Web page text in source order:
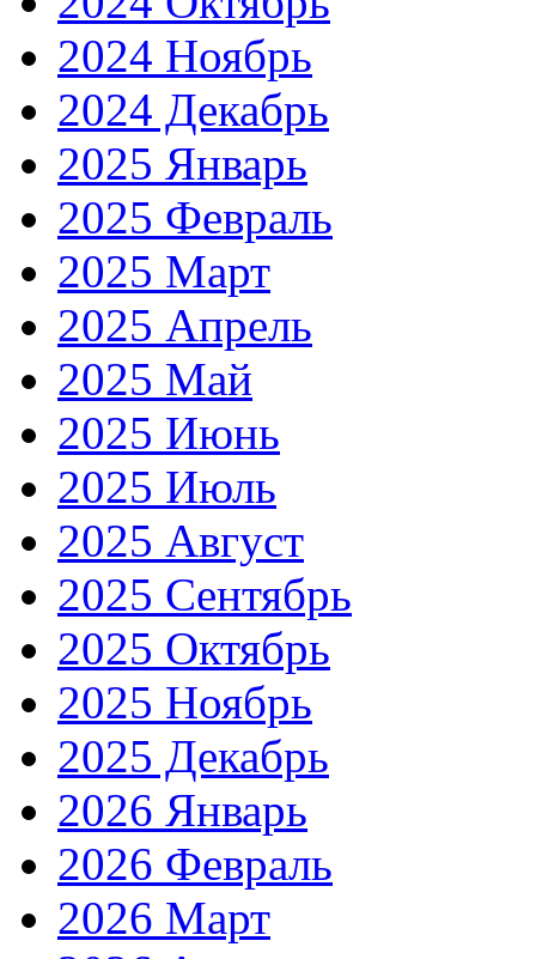
2024 Ноябрь
2024 Декабрь
2025 Январь
2025 Февраль
2025 Март
2025 Апрель
2025 Май
2025 Июнь
2025 Июль
2025 Август
2025 Сентябрь
2025 Октябрь
2025 Ноябрь
2025 Декабрь
2026 Январь
2026 Февраль
2026 Март